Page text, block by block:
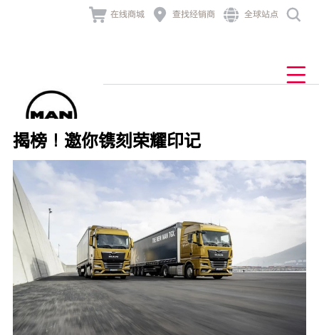
 在线商城  查找经销商  全球站点 

业务解决方案
发动机及组件
组件
联系我们
揭榜！邀你镌刻荣耀印记